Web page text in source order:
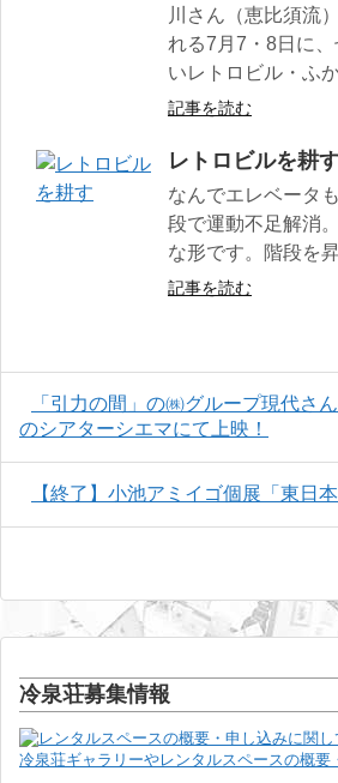
川さん（恵比須流
れる7月7・8日に
いレトロビル・ふ
記事を読む
レトロビルを耕
なんでエレベータ
段で運動不足解消
な形です。階段を
記事を読む
「引力の間」の㈱グループ現代さ
のシアターシエマにて上映！
【終了】小池アミイゴ個展「東日
冷泉荘募集情報
冷泉荘ギャラリーやレンタルスペースの概